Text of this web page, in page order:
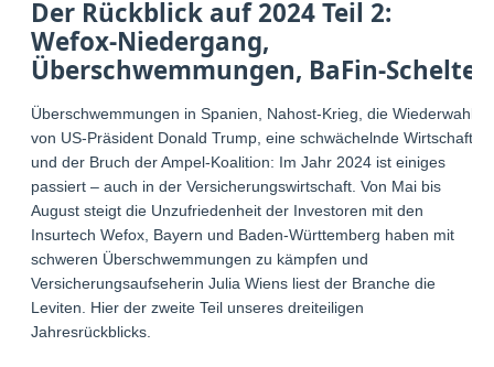
Der Rückblick auf 2024 Teil 2:
Wefox-Niedergang,
Überschwemmungen, BaFin-Schelte
Überschwemmungen in Spanien, Nahost-Krieg, die Wiederwahl
von US-Präsident Donald Trump, eine schwächelnde Wirtschaft
und der Bruch der Ampel-Koalition: Im Jahr 2024 ist einiges
passiert – auch in der Versicherungswirtschaft. Von Mai bis
August steigt die Unzufriedenheit der Investoren mit den
Insurtech Wefox, Bayern und Baden-Württemberg haben mit
schweren Überschwemmungen zu kämpfen und
Versicherungsaufseherin Julia Wiens liest der Branche die
Leviten. Hier der zweite Teil unseres dreiteiligen
Jahresrückblicks.